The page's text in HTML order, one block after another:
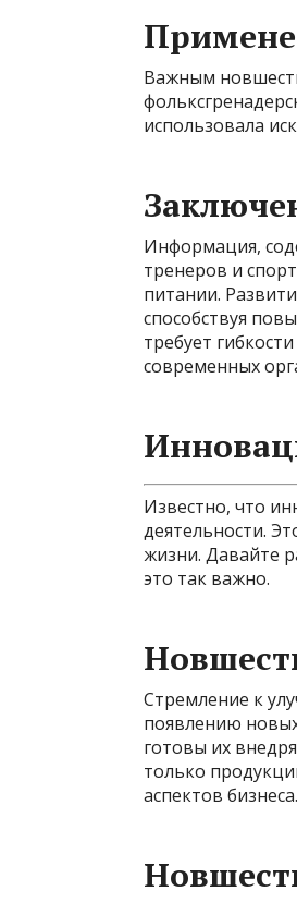
Важным
использовала
Информация,
тренеров и
питании.
способствуя
требует
современных
Известно, что
деятельности.
жизни. Давайте
это так важно.
Стремление к
появлению
готовы их
только
аспектов бизнеса.